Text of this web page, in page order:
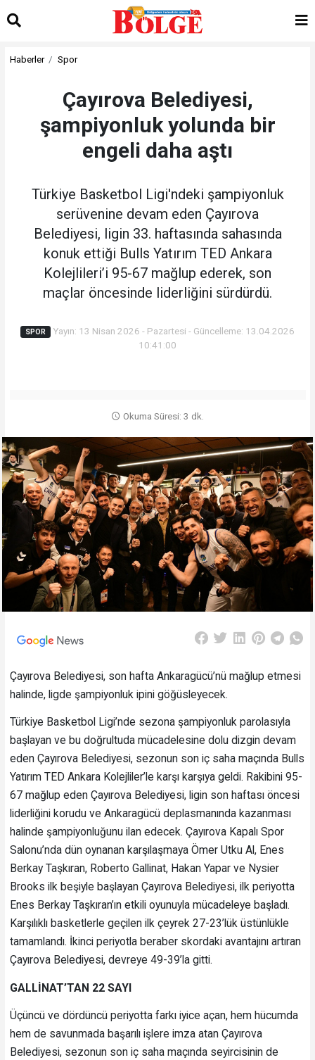
Haberler Spor
Çayırova Belediyesi,
şampiyonluk yolunda bir
engeli daha aştı
Türkiye Basketbol Ligi'ndeki şampiyonluk
serüvenine devam eden Çayırova
Belediyesi, ligin 33. haftasında sahasında
konuk ettiği Bulls Yatırım TED Ankara
Kolejlileri’i 95-67 mağlup ederek, son
maçlar öncesinde liderliğini sürdürdü.
SPOR
Yayın: 13 Nisan 2026 - Pazartesi - Güncelleme: 13.04.2026
10:41:00
Okuma Süresi: 3 dk.
Çayırova Belediyesi, son hafta Ankaragücü’nü mağlup etmesi
halinde, ligde şampiyonluk ipini göğüsleyecek.
Türkiye Basketbol Ligi’nde sezona şampiyonluk parolasıyla
başlayan ve bu doğrultuda mücadelesine dolu dizgin devam
eden Çayırova Belediyesi, sezonun son iç saha maçında Bulls
Yatırım TED Ankara Kolejliler’le karşı karşıya geldi. Rakibini 95-
67 mağlup eden Çayırova Belediyesi, ligin son haftası öncesi
liderliğini korudu ve Ankaragücü deplasmanında kazanması
halinde şampiyonluğunu ilan edecek. Çayırova Kapalı Spor
Salonu’nda dün oynanan karşılaşmaya Ömer Utku Al, Enes
Berkay Taşkıran, Roberto Gallinat, Hakan Yapar ve Nysier
Brooks ilk beşiyle başlayan Çayırova Belediyesi, ilk periyotta
Enes Berkay Taşkıran’ın etkili oyunuyla mücadeleye başladı.
Karşılıklı basketlerle geçilen ilk çeyrek 27-23’lük üstünlükle
tamamlandı. İkinci periyotla beraber skordaki avantajını artıran
Çayırova Belediyesi, devreye 49-39’la gitti.
GALLİNAT’TAN 22 SAYI
Üçüncü ve dördüncü periyotta farkı iyice açan, hem hücumda
hem de savunmada başarılı işlere imza atan Çayırova
Belediyesi, sezonun son iç saha maçında seyircisinin de